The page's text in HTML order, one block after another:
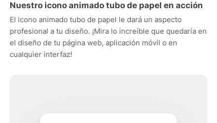
Nuestro icono animado tubo de papel en acción
El icono animado tubo de papel le dará un aspecto
profesional a tu diseño. ¡Mira lo increíble que quedaría en
el diseño de tu página web, aplicación móvil o en
cualquier interfaz!